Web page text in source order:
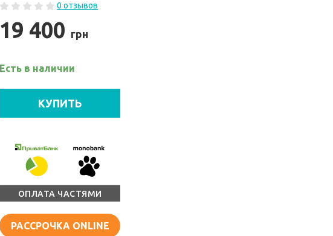
0 отзывов
19 400 грн
Есть в наличии
КУПИТЬ
ОПЛАТА ЧАСТЯМИ
РАССРОЧКА ONLINE